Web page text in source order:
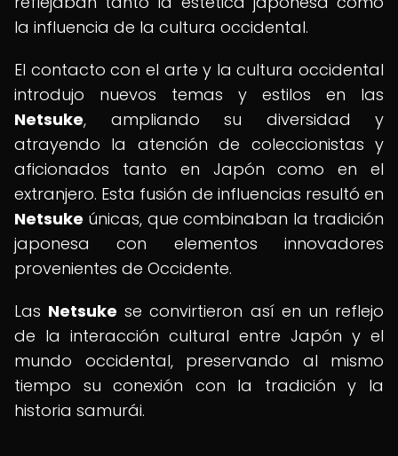
la influencia de la cultura occidental.
El contacto con el arte y la cultura occidental
introdujo nuevos temas y estilos en las
Netsuke, ampliando su diversidad y
atrayendo la atención de coleccionistas y
aficionados tanto en Japón como en el
extranjero. Esta fusión de influencias resultó en
Netsuke únicas, que combinaban la tradición
japonesa con elementos innovadores
provenientes de Occidente.
Las Netsuke se convirtieron así en un reflejo
de la interacción cultural entre Japón y el
mundo occidental, preservando al mismo
tiempo su conexión con la tradición y la
historia samurái.